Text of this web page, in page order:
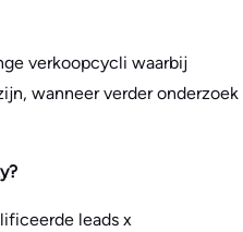
verkoopcycli waarbij
wanneer verder onderzoek
leads x